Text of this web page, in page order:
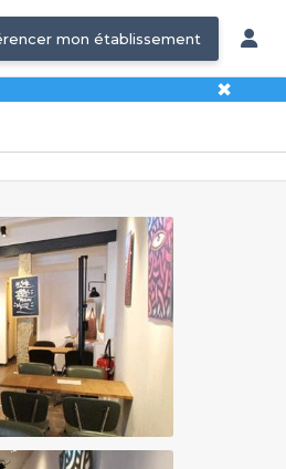
mon établissement
✖